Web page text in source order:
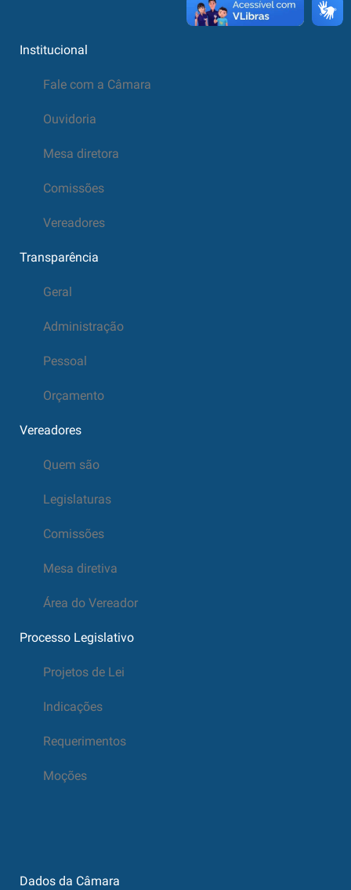
Institucional
Fale com a Câmara
Ouvidoria
Mesa diretora
Comissões
Vereadores
Transparência
Geral
Administração
Pessoal
Orçamento
Vereadores
Quem são
Legislaturas
Comissões
Mesa diretiva
Área do Vereador
Processo Legislativo
Projetos de Lei
Indicações
Requerimentos
Moções
Dados da Câmara